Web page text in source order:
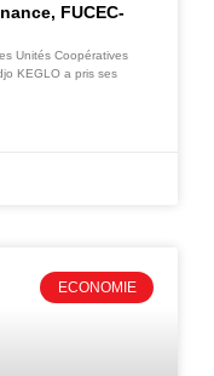
FUCEC-
Unités Coopératives
KEGLO a pris ses
ECONOMIE